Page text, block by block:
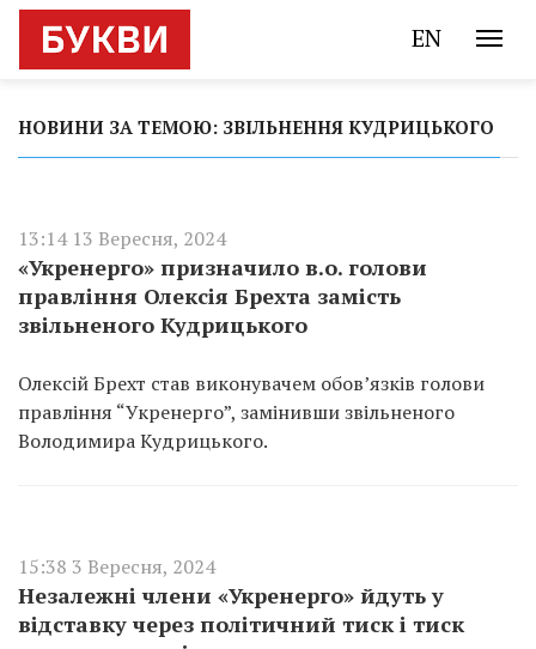
EN
НОВИНИ ЗА ТЕМОЮ: ЗВІЛЬНЕННЯ КУДРИЦЬКОГО
13:14 13 Вересня, 2024
«Укренерго» призначило в.о. голови
правління Олексія Брехта замість
звільненого Кудрицького
Олексій Брехт став виконувачем обов’язків голови
правління “Укренерго”, замінивши звільненого
Володимира Кудрицького.
15:38 3 Вересня, 2024
Незалежні члени «Укренерго» йдуть у
відставку через політичний тиск і тиск